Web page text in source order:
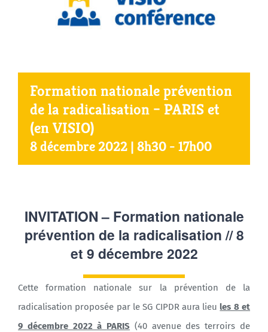
Municipales 2026
Formation nationale prévention
de la radicalisation – PARIS et
(en VISIO)
8 décembre 2022 | 8h30 - 17h00
INVITATION – Formation nationale
prévention de la radicalisation // 8
et 9 décembre 2022
Cette formation nationale sur la prévention de la
radicalisation proposée par le SG CIPDR aura lieu les 8 et
9 décembre 2022 à PARIS (40 avenue des terroirs de